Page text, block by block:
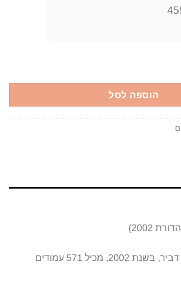
הוספה לסל
2002)
מכיל 571 עמודים